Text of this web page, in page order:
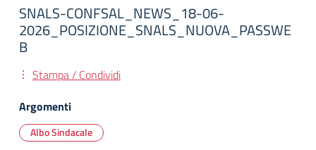
SNALS-CONFSAL_NEWS_18-06-
2026_POSIZIONE_SNALS_NUOVA_PASSWE
B
Stampa / Condividi
Argomenti
Albo Sindacale